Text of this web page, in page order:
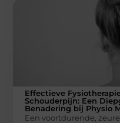
Effectieve
Schouderpijn: Een
Benadering bij Physio
Een voortdurende,